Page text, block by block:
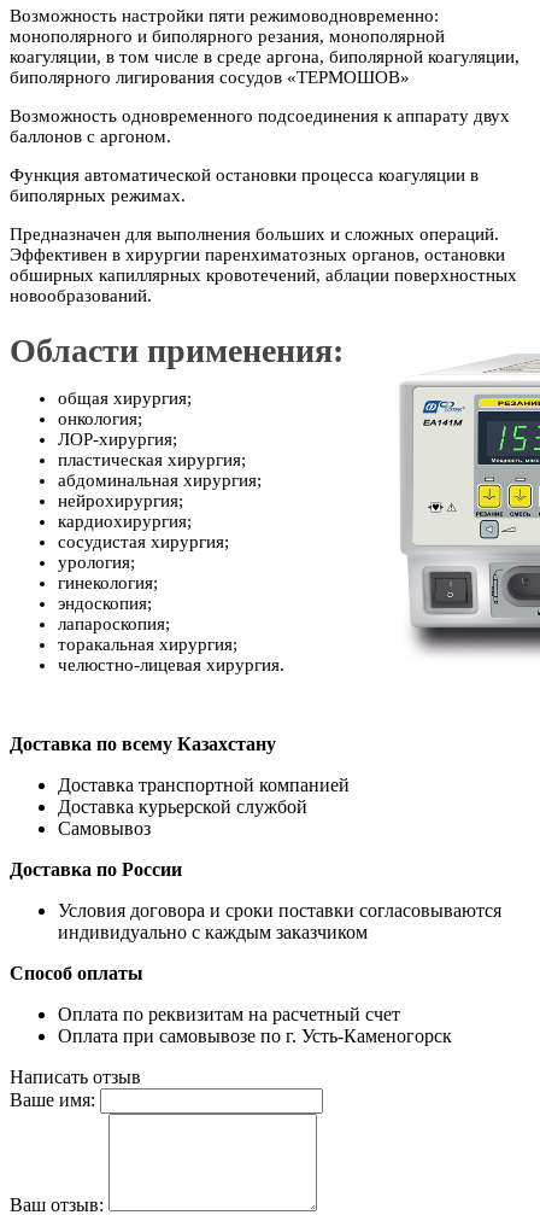
Возможность настройки пяти режимоводновременно:
монополярного и биполярного резания, монополярной
коагуляции, в том числе в среде аргона, биполярной коагуляции,
биполярного лигирования сосудов «ТЕРМОШОВ»
Возможность одновременного подсоединения к аппарату двух
баллонов с аргоном.
Функция автоматической остановки процесса коагуляции в
биполярных режимах.
Предназначен для выполнения больших и сложных операций.
Эффективен в хирургии паренхиматозных органов, остановки
обширных капиллярных кровотечений, аблации поверхностных
новообразований.
Области применения:
общая хирургия;
онкология;
ЛОР-хирургия;
пластическая хирургия;
абдоминальная хирургия;
нейрохирургия;
кардиохирургия;
сосудистая хирургия;
урология;
гинекология;
эндоскопия;
лапароскопия;
торакальная хирургия;
челюстно-лицевая хирургия.
Доставка по всему Казахстану
Доставка транспортной компанией
Доставка курьерской службой
Самовывоз
Доставка по России
Условия договора и сроки поставки согласовываются
индивидуально с каждым заказчиком
Способ оплаты
Оплата по реквизитам на расчетный счет
Оплата при самовывозе по г. Усть-Каменогорск
Написать отзыв
Ваше имя:
Ваш отзыв: